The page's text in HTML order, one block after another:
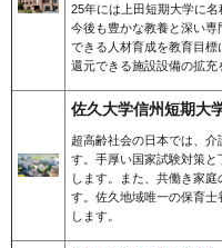
25年には上田短期大学に名
今後も豊かな教養と深い
できる人材育成を教育目
還元できる施設設備の拡充
佐久大学信州短期大
超高齢社会の日本では、介
す。手厚い国家試験対策
します。また、共働き家
す。佐久地域唯一の保育
します。